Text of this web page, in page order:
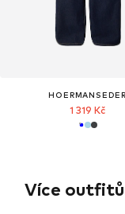
HOERMANSEDER
1 319 Kč
Více